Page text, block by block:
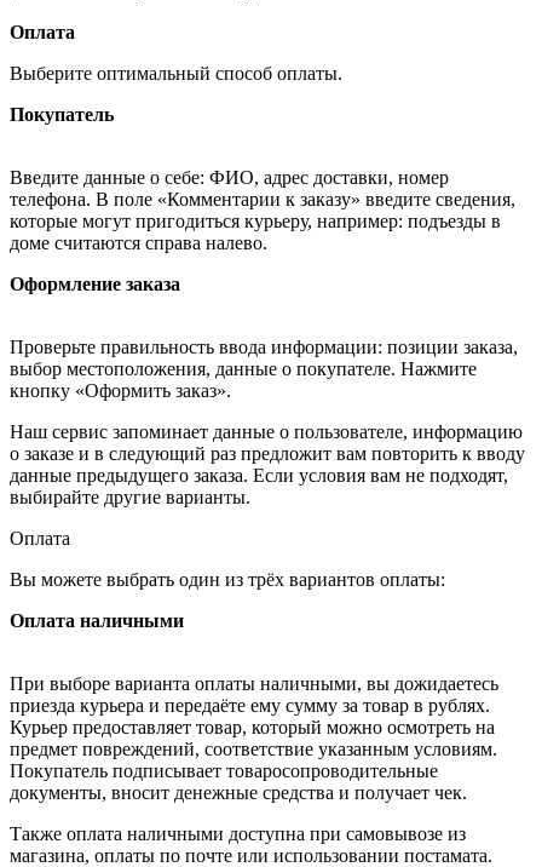
Оплата
Выберите оптимальный способ оплаты.
Покупатель
Введите данные о себе: ФИО, адрес доставки, номер
телефона. В поле «Комментарии к заказу» введите сведения,
которые могут пригодиться курьеру, например: подъезды в
доме считаются справа налево.
Оформление заказа
Проверьте правильность ввода информации: позиции заказа,
выбор местоположения, данные о покупателе. Нажмите
кнопку «Оформить заказ».
Наш сервис запоминает данные о пользователе, информацию
о заказе и в следующий раз предложит вам повторить к вводу
данные предыдущего заказа. Если условия вам не подходят,
выбирайте другие варианты.
Оплата
Вы можете выбрать один из трёх вариантов оплаты:
Оплата наличными
При выборе варианта оплаты наличными, вы дожидаетесь
приезда курьера и передаёте ему сумму за товар в рублях.
Курьер предоставляет товар, который можно осмотреть на
предмет повреждений, соответствие указанным условиям.
Покупатель подписывает товаросопроводительные
документы, вносит денежные средства и получает чек.
Также оплата наличными доступна при самовывозе из
магазина, оплаты по почте или использовании постамата.